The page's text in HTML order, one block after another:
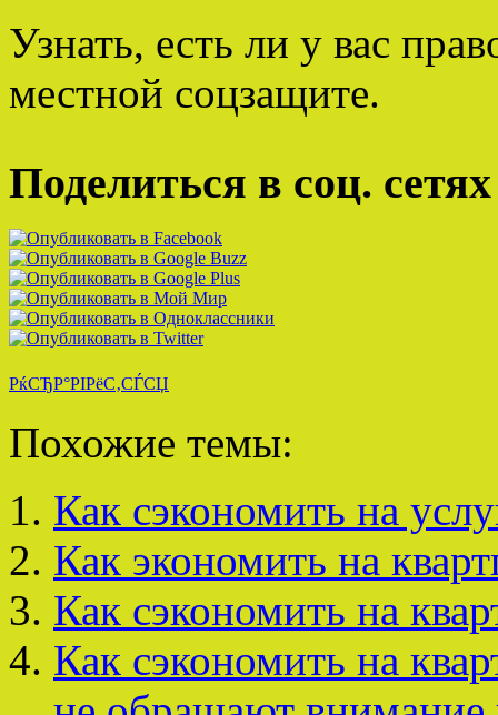
Узнать, есть ли у вас
местной соцзащите.
Поделиться в соц. сетях
РќСЂР°РІРёС‚СЃСЏ
Похожие темы:
Как сэкономить на
Как экономить на
Как сэкономить на
Как сэкономить на